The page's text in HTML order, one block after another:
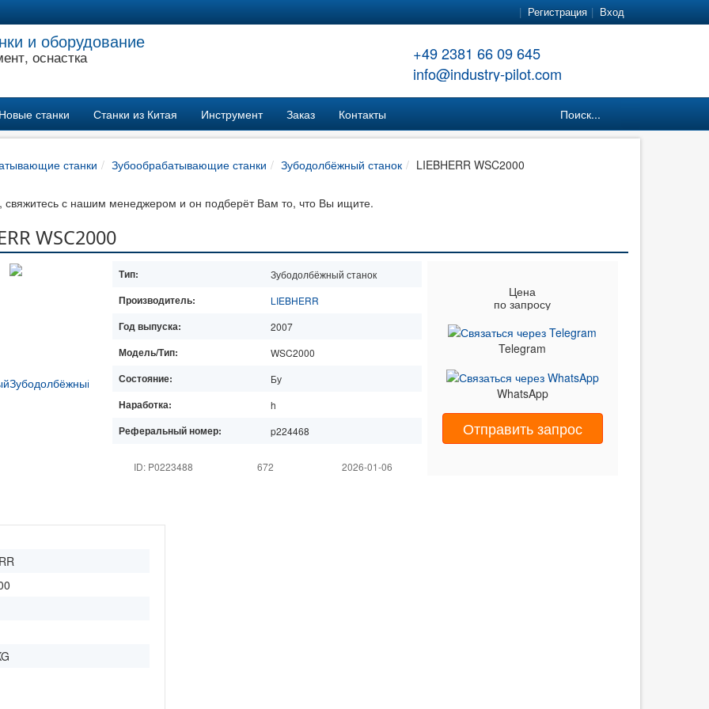
Регистрация Вход
и оборудование
оснастка
+49 2381 66 09 645
info@industry-pilot.com
Новые станки Станки из Китая Инструмент Заказ Контакты Поиск...
станки Зубообрабатывающие станки Зубодолбёжный станок LIEBHERR WSC2000
с нашим менеджером и он подберёт Вам то, что Вы ищите.
WSC2000
Тип: Зубодолбёжный станок
Производитель: LIEBHERR
Год выпуска: 2007
Модель/Тип: WSC2000
Состояние: Бу
Наработка: h
Реферальный номер: p224468
ID: P0223488 672 2026-01-06
Цена
по запросу
Telegram
WhatsApp
Отправить запрос